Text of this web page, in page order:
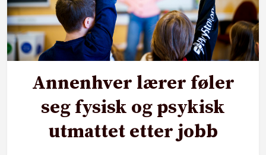
Annenhver lærer føler
seg fysisk og psykisk
utmattet etter jobb